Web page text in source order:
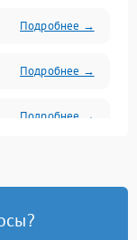
и другие
Подробнее →
Подробнее →
Подробнее →